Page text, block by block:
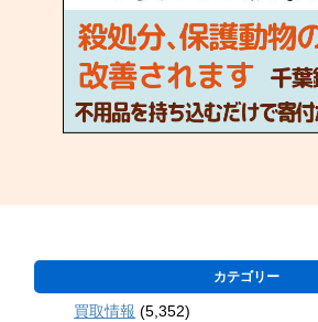
カテゴリー
買取情報 (5,352)